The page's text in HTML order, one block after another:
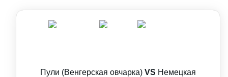
Пули (Венгерская овчарка) VS Немецкая